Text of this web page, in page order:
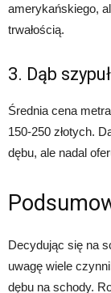
amerykańskiego,
trwałością.
3. Dąb
Średnia cena
150-250 złotych.
dębu, ale nadal
Decydując się na
uwagę wiele
dębu na schody.